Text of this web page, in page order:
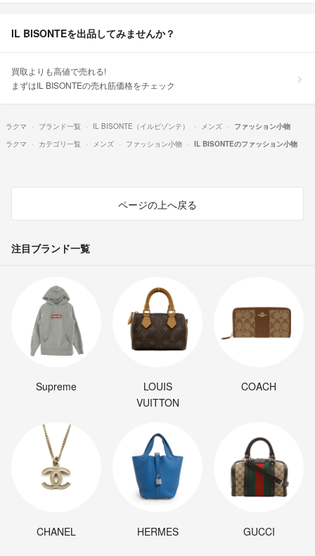
IL BISONTEを出品してみませんか？
買取よりも高値で売れる!
まずはIL BISONTEの売れ筋価格をチェック
ラクマ ブランド一覧 IL BISONTE（イルビゾンテ） メンズ
ファッション小物
ラクマ
カテゴリ一覧 メンズ ファッション小物 IL BISONTEのファッション小物
ページの上へ戻る
注目ブランド一覧
Supreme
LOUIS
VUITTON
COACH
CHANEL HERMES GUCCI